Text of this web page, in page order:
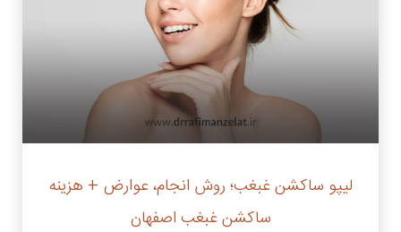
لیپو ساکشن غبغب؛ روش انجام، عوارض + هزینه
ساکشن غبغب اصفهان